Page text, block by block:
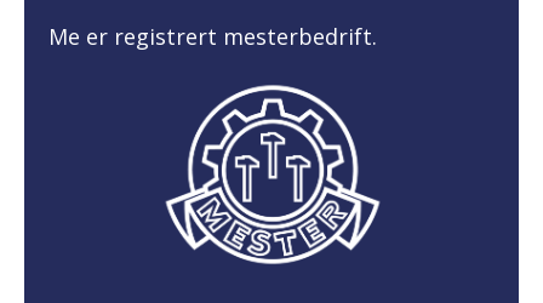
Me er registrert mesterbedrift.